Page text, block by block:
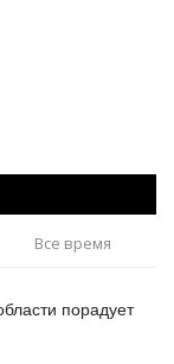
Все время
порадует